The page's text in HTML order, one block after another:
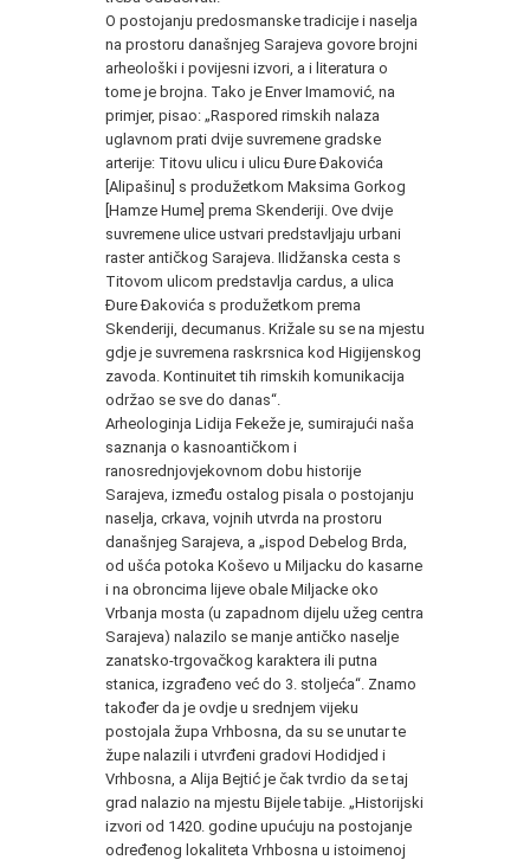
O postojanju predosmanske tradicije i naselja
na prostoru današnjeg Sarajeva govore brojni
arheološki i povijesni izvori, a i literatura o
tome je brojna. Tako je Enver Imamović, na
primjer, pisao: „Raspored rimskih nalaza
uglavnom prati dvije suvremene gradske
arterije: Titovu ulicu i ulicu Đure Đakovića
[Alipašinu] s produžetkom Maksima Gorkog
[Hamze Hume] prema Skenderiji. Ove dvije
suvremene ulice ustvari predstavljaju urbani
raster antičkog Sarajeva. Ilidžanska cesta s
Titovom ulicom predstavlja cardus, a ulica
Đure Đakovića s produžetkom prema
Skenderiji, decumanus. Križale su se na mjestu
gdje je suvremena raskrsnica kod Higijenskog
zavoda. Kontinuitet tih rimskih komunikacija
održao se sve do danas“.
Arheologinja Lidija Fekeže je, sumirajući naša
saznanja o kasnoantičkom i
ranosrednjovjekovnom dobu historije
Sarajeva, između ostalog pisala o postojanju
naselja, crkava, vojnih utvrda na prostoru
današnjeg Sarajeva, a „ispod Debelog Brda,
od ušća potoka Koševo u Miljacku do kasarne
i na obroncima lijeve obale Miljacke oko
Vrbanja mosta (u zapadnom dijelu užeg centra
Sarajeva) nalazilo se manje antičko naselje
zanatsko-trgovačkog karaktera ili putna
stanica, izgrađeno već do 3. stoljeća“. Znamo
također da je ovdje u srednjem vijeku
postojala župa Vrhbosna, da su se unutar te
župe nalazili i utvrđeni gradovi Hodidjed i
Vrhbosna, a Alija Bejtić je čak tvrdio da se taj
grad nalazio na mjestu Bijele tabije. „Historijski
izvori od 1420. godine upućuju na postojanje
određenog lokaliteta Vrhbosna u istoimenoj